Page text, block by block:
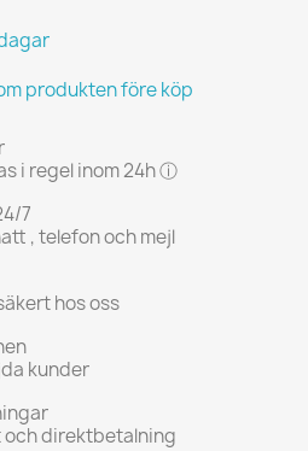
produkten före köp
i regel inom 24h ⓘ
7
, telefon och mejl
hos oss
kunder
och direktbetalning